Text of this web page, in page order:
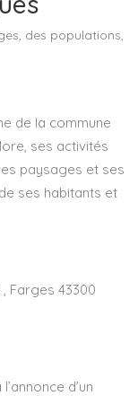
des populations,
de la commune
ses activités
paysages et ses
ses habitants et
Farges 43300
d’un